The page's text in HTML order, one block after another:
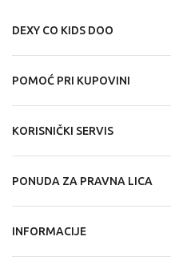
DEXY CO KIDS DOO
POMOĆ PRI KUPOVINI
KORISNIČKI SERVIS
PONUDA ZA PRAVNA LICA
INFORMACIJE